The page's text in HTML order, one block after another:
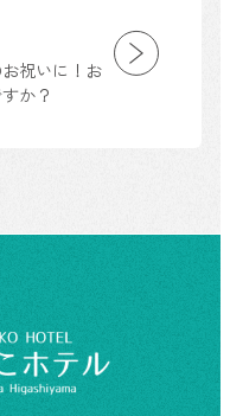
祝いに！お
か？